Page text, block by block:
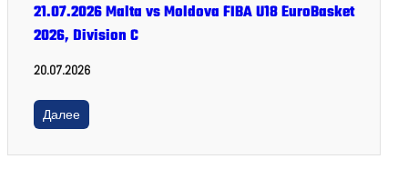
21.07.2026 Malta vs Moldova FIBA U18 EuroBasket
2026, Division C
20.07.2026
Далее